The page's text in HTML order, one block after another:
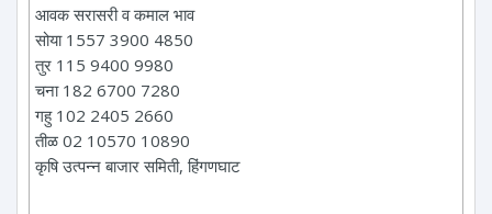
आवक सरासरी व कमाल भाव
सोया 1557 3900 4850
तुर 115 9400 9980
चना 182 6700 7280
गहु 102 2405 2660
तीळ 02 10570 10890
कृषि उत्पन्न बाजार समिती, हिंगणघाट